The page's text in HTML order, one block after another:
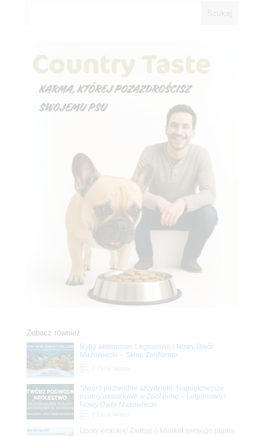
Zobacz również
Ryby akwariowe Legionowo i Nowy Dwór
Mazowiecki – Sklep ZooNemo
Stwórz podwodne arcydzieło: Najpiękniejsze
rośliny akwariowe w ZooNemo – Legionowo i
Nowy Dwór Mazowiecki
Upały wracają! Zadbaj o komfort swojego pupila